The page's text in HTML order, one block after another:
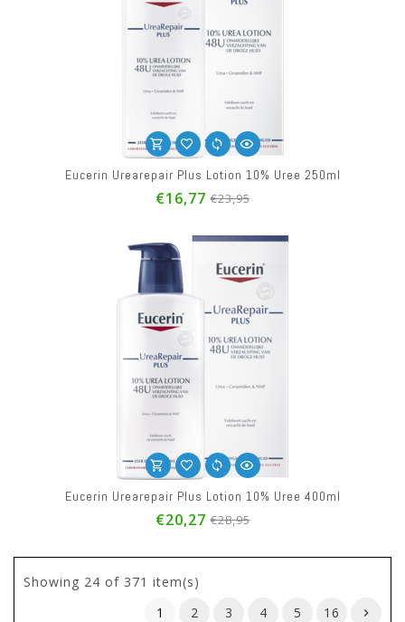
Eucerin Urearepair Plus Lotion 10% Uree 250ml
€16,77 €23,95
Eucerin Urearepair Plus Lotion 10% Uree 400ml
€20,27 €28,95
Showing 24 of 371 item(s)
1
2 3 4 5 16